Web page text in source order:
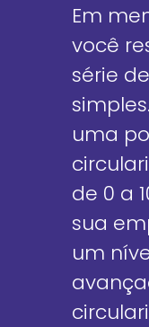
Em
você
série
uma
de 0 a
sua
um